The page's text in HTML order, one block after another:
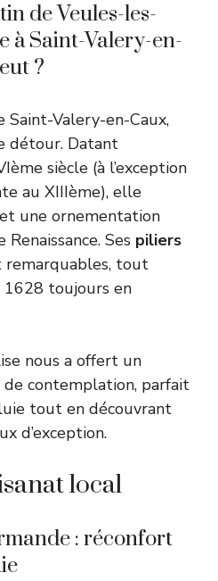
de Veules-les-
à Saint-Valery-en-
?
Valery-en-Caux,
détour. Datant
siècle (à l’exception
au XIIIème), elle
une ornementation
Ses piliers
remarquables, tout
1628 toujours en
nous a offert un
contemplation, parfait
tout en découvrant
d’exception.
local
: réconfort